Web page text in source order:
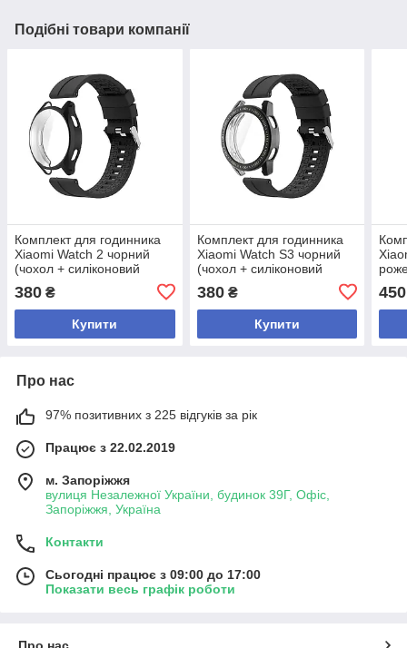
Подібні товари компанії
Комплект для годинника
Xiaomi Watch 2 чорний
(чохол + силіконовий
380 ₴
Купити
Комплект для годинника
Xiaomi Watch S3 чорний
(чохол + силіконовий
380₴
Купити
мм)
450
Про нас
97% позитивних з 225 відгуків за рік
Працює з 22.02.2019
м. Запоріжжя
вулиця Незалежної України, будинок 39Г, Офіс,
Запоріжжя, Україна
Контакти
Сьогодні працює з 09:00 до 17:00
Показати весь графік роботи
Про нас